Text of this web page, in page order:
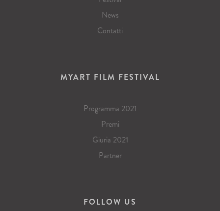
News
Contatti
MYART FILM FESTIVAL
Programma 2021
Premi
Giuria 2021
Partner
FOLLOW US